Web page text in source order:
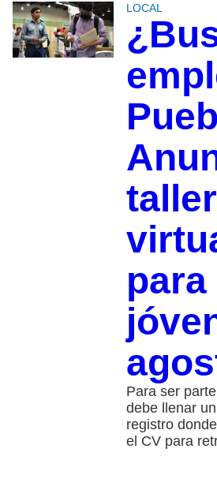
LOCAL
para
Para ser
debe llenar
registro
el CV para